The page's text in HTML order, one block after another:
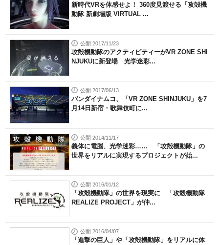
新時代VRを体感せよ！ 360度見渡せる「攻殻機
動隊 新劇場版 VIRTUAL ...
公開 2017/11/23
攻殻機動隊のアクティビティーがVR ZONE SHI
NJUKUに新登場 光学迷彩...
公開 2017/06/13
バンダイナムコ、「VR ZONE SHINJUKU」を7
月14日新宿・歌舞伎町に...
公開 2014/11/17
義体に電脳、光学迷彩…… 「攻殻機動隊」の
世界をリアルに実現するプロジェクトが始...
公開 2016/01/12
「攻殻機動隊」の世界を現実に 「攻殻機動隊
REALIZE PROJECT」が仲...
公開 2016/04/07
「進撃の巨人」や「攻殻機動隊」をリアルに体